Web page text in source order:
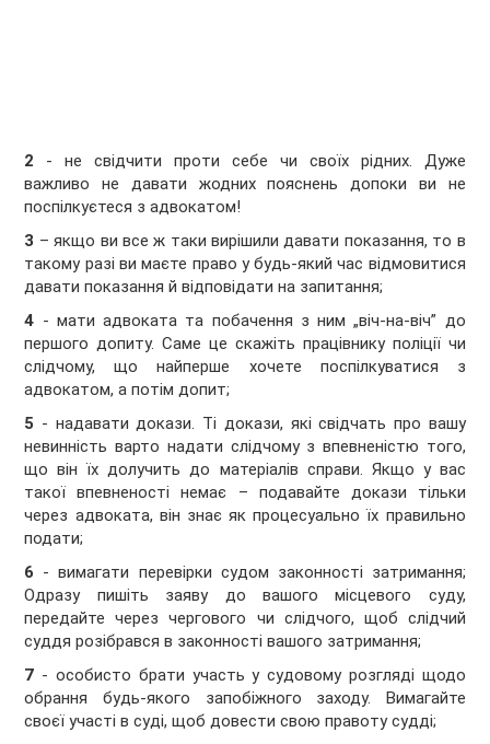
2 - не свідчити проти себе чи своїх рідних. Дуже
важливо не давати жодних пояснень допоки ви не
поспілкуєтеся з адвокатом!
3 – якщо ви все ж таки вирішили давати показання, то в
такому разі ви маєте право у будь-який час відмовитися
давати показання й відповідати на запитання;
4 - мати адвоката та побачення з ним „віч-на-віч” до
першого допиту. Саме це скажіть працівнику поліції чи
слідчому, що найперше хочете поспілкуватися з
адвокатом, а потім допит;
5 - надавати докази. Ті докази, які свідчать про вашу
невинність варто надати слідчому з впевненістю того,
що він їх долучить до матеріалів справи. Якщо у вас
такої впевненості немає – подавайте докази тільки
через адвоката, він знає як процесуально їх правильно
подати;
6 - вимагати перевірки судом законності затримання;
Одразу пишіть заяву до вашого місцевого суду,
передайте через чергового чи слідчого, щоб слідчий
суддя розібрався в законності вашого затримання;
7 - особисто брати участь у судовому розгляді щодо
обрання будь-якого запобіжного заходу. Вимагайте
своєї участі в суді, щоб довести свою правоту судді;